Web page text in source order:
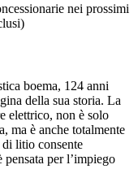
nei prossimi
boema, 124 anni
della sua storia. La
elettrico, non è solo
ma è anche totalmente
litio consente
pensata per l’impiego